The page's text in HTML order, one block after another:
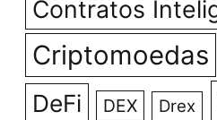
Contratos
Criptomoedas
DeFi DEX Drex